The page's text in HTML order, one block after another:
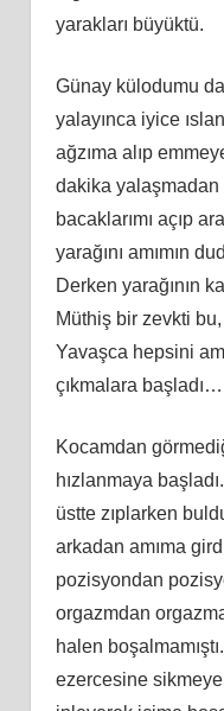
yarakları büyüktü.
Günay külodumu da
yalayınca iyice
ağzıma alıp
dakika yalaşmadan
bacaklarımı açıp
yarağını amımın
Derken yarağının
Müthiş bir zevkti
Yavaşca hepsini
çıkmalara başladı…
Kocamdan
hızlanmaya
üstte zıplarken
arkadan amıma
pozisyondan
orgazmdan
halen
ezercesine sikmeye